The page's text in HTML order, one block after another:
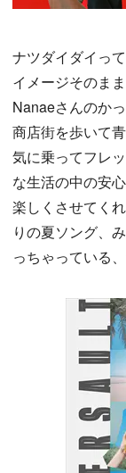
ナツダイダイっ
イメージそのま
Nanaeさんのか
商店街を歩いて
気に乗ってフレ
な生活の中の安
楽しくさせてく
りの夏ソング、
っちゃっている